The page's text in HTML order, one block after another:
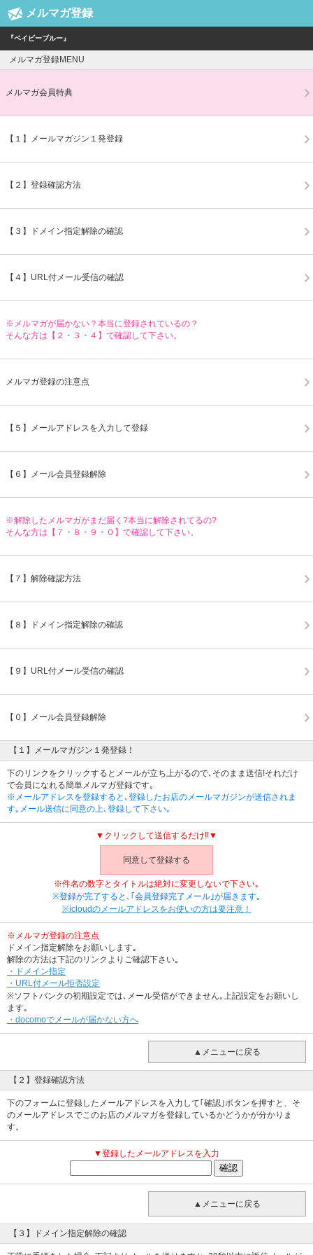
メルマガ登録
『ベイビーブルー』
メルマガ登録MENU
メルマガ会員特典
【１】メールマガジン１発登録
【２】登録確認方法
【３】ドメイン指定解除の確認
【４】URL付メール受信の確認
※メルマガが届かない？本当に登録されているの？
そんな方は【２・３・４】で確認して下さい。
メルマガ登録の注意点
【５】メールアドレスを入力して登録
【６】メール会員登録解除
※解除したメルマガがまだ届く?本当に解除されてるの?
そんな方は【７・８・９・０】で確認して下さい。
【７】解除確認方法
【８】ドメイン指定解除の確認
【９】URL付メール受信の確認
【０】メール会員登録解除
【１】メールマガジン１発登録！
下のリンクをクリックするとメールが立ち上がるので､そのまま送信!それだけ
で会員になれる簡単メルマガ登録です｡
※メールアドレスを登録すると､登録したお店のメールマガジンが送信されま
す｡メール送信に同意の上､登録して下さい｡
▼クリックして送信するだけ!!▼
同意して登録する
※件名の数字とタイトルは絶対に変更しないで下さい｡
※登録が完了すると､｢会員登録完了メール｣が届きます｡
※icloudのメールアドレスをお使いの方は要注意！
※メルマガ登録の注意点
ドメイン指定解除をお願いします｡
解除の方法は下記のリンクよりご確認下さい｡
・ドメイン指定
・URL付メール拒否設定
※ソフトバンクの初期設定では､メール受信ができません｡上記設定をお願いし
ます｡
・docomoでメールが届かない方へ
▲メニューに戻る
【２】登録確認方法
下のフォームに登録したメールアドレスを入力して｢確認｣ボタンを押すと、そ
のメールアドレスでこのお店のメルマガを登録しているかどうかが分かりま
す。
▼登録したメールアドレスを入力
▲メニューに戻る
【３】ドメイン指定解除の確認